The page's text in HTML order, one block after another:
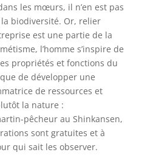
les mœurs, il n’en est pas
biodiversité. Or, relier
est une partie de la
l’homme s’inspire de
propriétés et fonctions du
de développer une
de ressources et
la nature :
pêcheur au Shinkansen,
sont gratuites et à
qui sait les observer.